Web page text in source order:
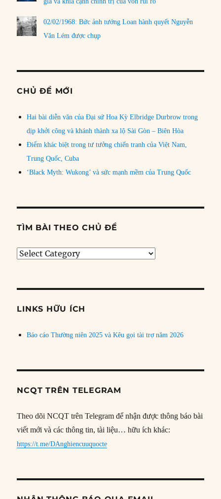
02/02/1968: Bức ảnh tướng Loan hành quyết Nguyễn
Văn Lém được chụp
CHỦ ĐỀ MỚI
Hai bài diễn văn của Đại sứ Hoa Kỳ Elbridge Durbrow trong
dịp khởi công và khánh thành xa lộ Sài Gòn – Biên Hòa
Điểm khác biệt trong tư tưởng chiến tranh của Việt Nam,
Trung Quốc, Cuba
‘Black Myth: Wukong’ và sức mạnh mềm của Trung Quốc
TÌM BÀI THEO CHỦ ĐỀ
Tìm
đề
LINKS HỮU ÍCH
Báo cáo Thường niên 2025 và Kêu gọi tài trợ năm 2026
NCQT TRÊN TELEGRAM
Theo dõi NCQT trên Telegram để nhận được thông báo bài
viết mới và các thông tin, tài liệu… hữu ích khác:
https://t.me/DAnghiencuuquocte